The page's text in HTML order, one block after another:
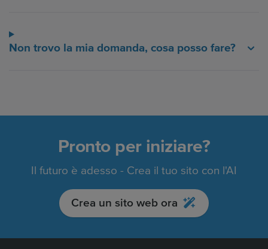
Non trovo la mia domanda, cosa posso fare?
Pronto per iniziare?
Il futuro è adesso - Crea il tuo sito con l'AI
Crea un sito web ora